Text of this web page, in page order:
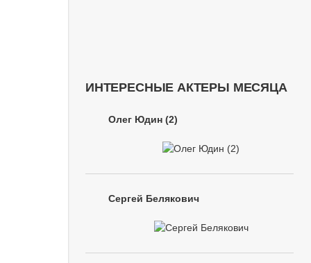
ИНТЕРЕСНЫЕ АКТЕРЫ МЕСЯЦА
Олег Юдин (2)
Сергей Белякович